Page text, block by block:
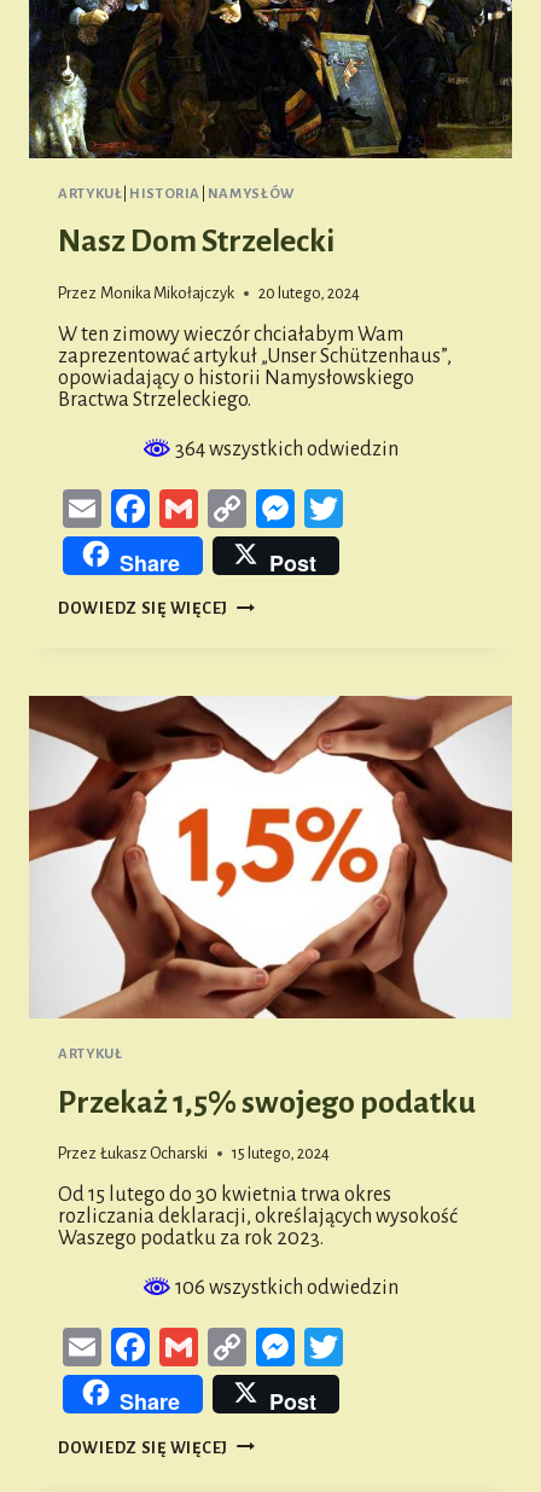
ARTYKUŁ HISTORIA NAMYSŁÓW
Nasz Dom Strzelecki
Przez Monika Mikołajczyk 20 lutego, 2024
W ten zimowy wieczór chciałabym Wam
zaprezentować artykuł „Unser Schützenhaus”,
opowiadający o historii Namysłowskiego
Bractwa Strzeleckiego.
364 wszystkich odwiedzin
EmailFacebook
GmailCopy
Link
Messenger
Share Post
DOWIEDZ SIĘ WIĘCEJ NASZ
ARTYKUŁ
Przekaż 1,5% swojego podatku
Przez Łukasz Ocharski 15 lutego, 2024
Od 15 lutego do 30 kwietnia trwa okres
rozliczania deklaracji, określających wysokość
Waszego podatku za rok 2023.
106 wszystkich odwiedzin
EmailFacebook
GmailCopy
Link
Messenger
Share Post
DOWIEDZ SIĘ WIĘCEJ PRZEKAŻ